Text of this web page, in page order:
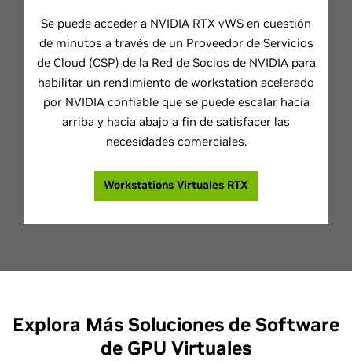
Se puede acceder a NVIDIA RTX vWS en cuestión
de minutos a través de un Proveedor de Servicios
de Cloud (CSP) de la Red de Socios de NVIDIA para
habilitar un rendimiento de workstation acelerado
por NVIDIA confiable que se puede escalar hacia
arriba y hacia abajo a fin de satisfacer las
necesidades comerciales.
Workstations Virtuales RTX
Explora Más Soluciones de Software
de GPU Virtuales